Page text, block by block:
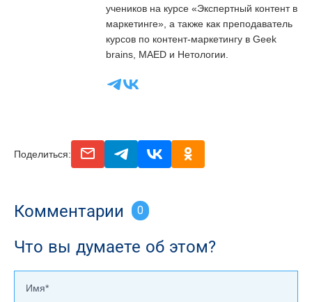
учеников на курсе «Экспертный контент в
маркетинге», а также как преподаватель
курсов по контент-маркетингу в Geek
brains, MAED и Нетологии.
Поделиться: email telegram vk odnoclassniki
Комментарии 0
Что вы думаете об этом?